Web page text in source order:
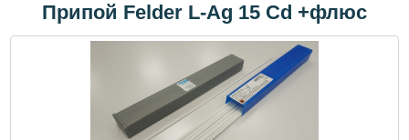
Припой Felder L-Ag 15 Cd +флюс